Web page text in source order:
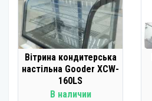
Вітрина кондитерська
настільна Gooder XCW-
160LS
В наличии